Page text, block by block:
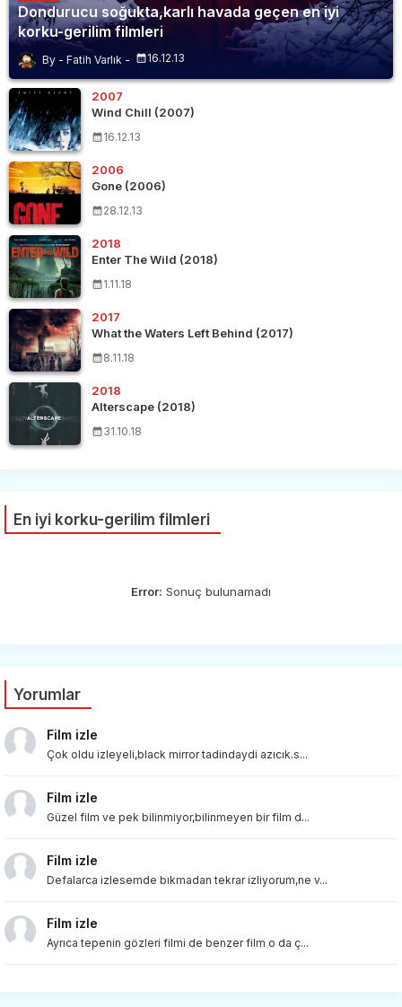
Dondurucu soğukta,karlı havada geçen en iyi
korku-gerilim filmleri
Fatih Varlık 16.12.13
2007
Wind Chill (2007)
16.12.13
2006
Gone (2006)
28.12.13
2018
Enter The Wild (2018)
1.11.18
2017
What the Waters Left Behind (2017)
8.11.18
2018
Alterscape (2018)
31.10.18
En iyi korku-gerilim filmleri
Error: Sonuç bulunamadı
Yorumlar
Film izle
Çok oldu izleyeli,black mirror tadindaydi azıcık.s...
Film izle
Güzel film ve pek bilinmiyor,bilinmeyen bir film d...
Film izle
Defalarca izlesemde bıkmadan tekrar izliyorum,ne v...
Film izle
Ayrıca tepenin gözleri filmi de benzer film o da ç...